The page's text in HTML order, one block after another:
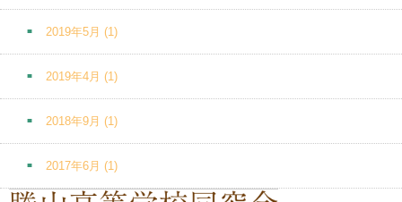
2019年5月 (1)
2019年4月 (1)
2018年9月 (1)
2017年6月 (1)